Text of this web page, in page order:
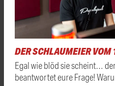
DER SCHLAUMEIER
Egal wie blöd sie scheint…
beantwortet eure Frage!